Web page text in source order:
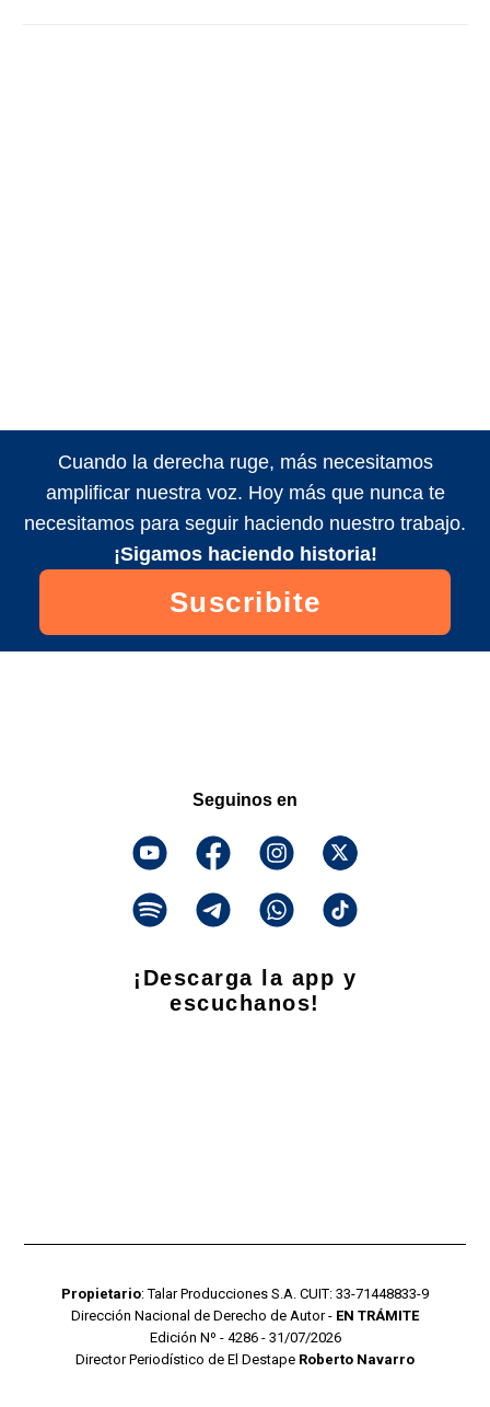
Cuando la derecha ruge, más necesitamos
amplificar nuestra voz. Hoy más que nunca te
necesitamos para seguir haciendo nuestro trabajo.
¡Sigamos haciendo historia!
Suscribite
Seguinos en
¡Descarga la app y
escuchanos!
Propietario: Talar Producciones S.A. CUIT: 33-71448833-9
Dirección Nacional de Derecho de Autor - EN TRÁMITE
Edición Nº - 4286 - 31/07/2026
Director Periodístico de El Destape Roberto Navarro